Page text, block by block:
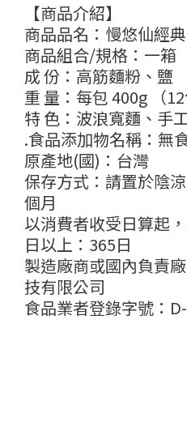
【商品介紹】
商品品名：慢悠仙經
商品組合/規格：一箱
成 份：高筋麵粉、鹽
重 量：每包 400g （12
特 色：波浪寬麵、手
.食品添加物名稱：無
原產地(國)：台灣
保存方式：請置於陰
個月
以消費者收受日算起
日以上：365日
製造廠商或國內負責
技有限公司
食品業者登錄字號：